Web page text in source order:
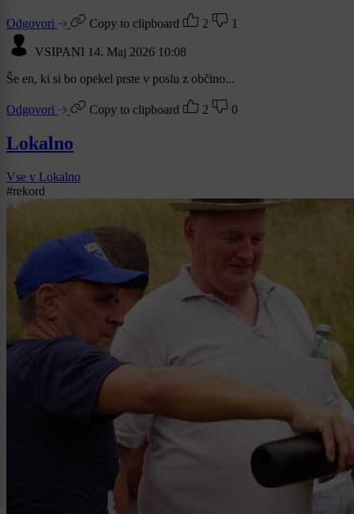
Odgovori Copy to clipboard 2 1
VSIPANI 14. Maj 2026 10:08
Še en, ki si bo opekel prste v poslu z občino...
Odgovori Copy to clipboard 2 0
Lokalno
Vse v Lokalno
#rekord